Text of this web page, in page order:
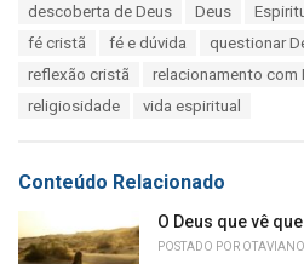
descoberta de Deus
Deus
fé cristã
fé e dúvida questionar
reflexão cristã
relacionamento com
religiosidade
vida espiritual
Conteúdo Relacionado
O Deus que vê
POSTADO POR